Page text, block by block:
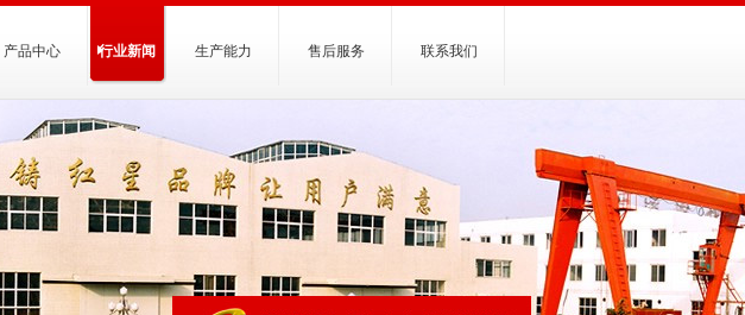
产品中心 行业新闻 生产能力 售后服务 联系我们